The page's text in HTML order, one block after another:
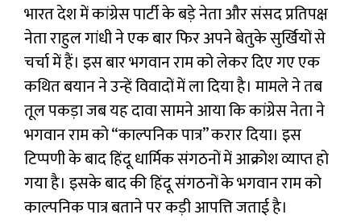
भारत देश में कांग्रेस पार्टी के बड़े नेता और संसद प्रतिपक्ष
नेता राहुल गांधी ने एक बार फिर अपने बेतुके सुर्खियों से
चर्चा में हैं। इस बार भगवान राम को लेकर दिए गए एक
कथित बयान ने उन्हें विवादों में ला दिया है। मामले ने तब
तूल पकड़ा जब यह दावा सामने आया कि कांग्रेस नेता ने
भगवान राम को “काल्पनिक पात्र” करार दिया। इस
टिप्पणी के बाद हिंदू धार्मिक संगठनों में आक्रोश व्याप्त हो
गया है। इसके बाद की हिंदू संगठनों के भगवान राम को
काल्पनिक पात्र बताने पर कड़ी आपत्ति जताई है।